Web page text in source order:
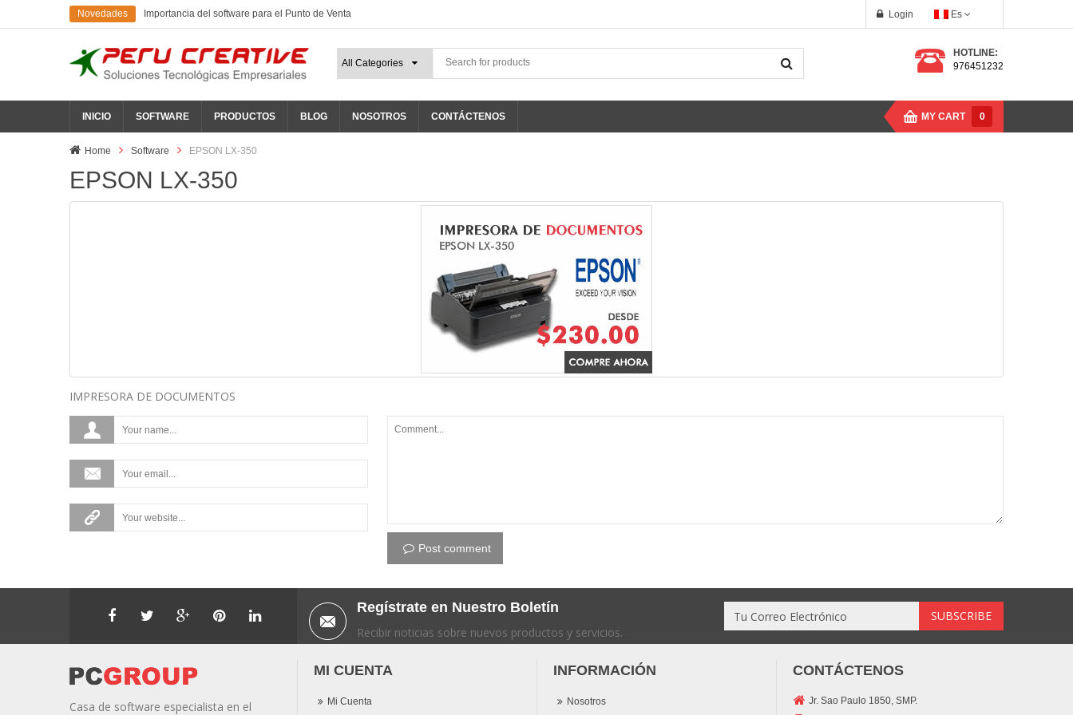
Es
Login
Novedades Importancia del software para el Punto de Venta
HOTLINE:
976451232
INICIO SOFTWARE PRODUCTOS BLOG NOSOTROS CONTÁCTENOS MY CART 0
Home Software EPSON LX-350
EPSON LX-350
IMPRESORA DE DOCUMENTOS
Post comment
Regístrate en Nuestro Boletín
Recibir noticias sobre nuevos productos y servicios.
Casa de software especialista en el
MI CUENTA
Mi Cuenta
INFORMACIÓN
Nosotros
CONTÁCTENOS
Jr. Sao Paulo 1850, SMP.